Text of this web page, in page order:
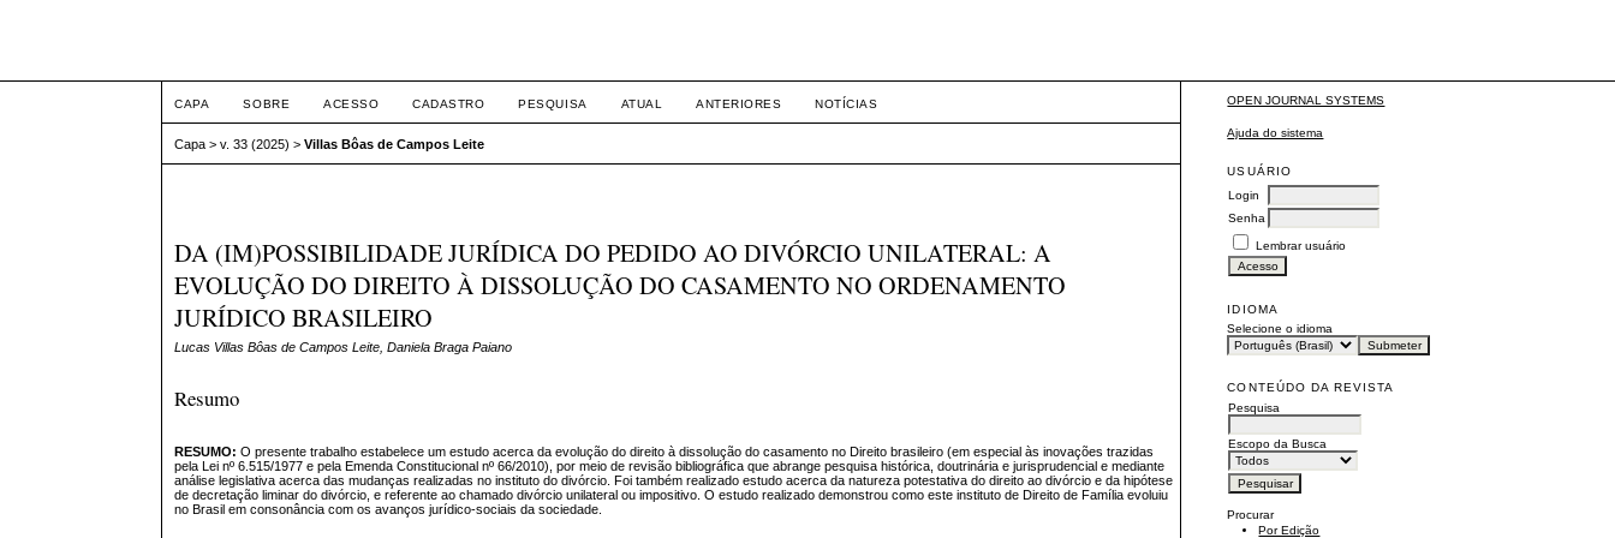
OPEN JOURNAL SYSTEMS
Ajuda do sistema
USUÁRIO
Login
Senha
Lembrar usuário
IDIOMA
Selecione o idioma
CONTEÚDO DA REVISTA
Pesquisa
Escopo da Busca
Procurar
Por Edição
CAPA SOBRE ACESSO CADASTRO PESQUISA ATUAL ANTERIORES NOTÍCIAS
Capa >v. 33 (2025) >Villas Bôas de Campos Leite
DA (IM)POSSIBILIDADE JURÍDICA DO PEDIDO AO DIVÓRCIO UNILATERAL: A
EVOLUÇÃO DO DIREITO À DISSOLUÇÃO DO CASAMENTO NO ORDENAMENTO
JURÍDICO BRASILEIRO
Lucas Villas Bôas de Campos Leite, Daniela Braga Paiano
Resumo
RESUMO: O presente trabalho estabelece um estudo acerca da evolução do direito à dissolução do casamento no Direito brasileiro (em especial às inovações trazidas
pela Lei nº 6.515/1977 e pela Emenda Constitucional nº 66/2010), por meio de revisão bibliográfica que abrange pesquisa histórica, doutrinária e jurisprudencial e mediante
análise legislativa acerca das mudanças realizadas no instituto do divórcio. Foi também realizado estudo acerca da natureza potestativa do direito ao divórcio e da hipótese
de decretação liminar do divórcio, e referente ao chamado divórcio unilateral ou impositivo. O estudo realizado demonstrou como este instituto de Direito de Família evoluiu
no Brasil em consonância com os avanços jurídico-sociais da sociedade.